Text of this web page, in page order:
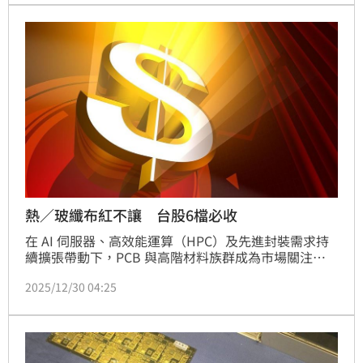
對新接訂單調整材料價格，為下半年以來第三度調漲，
累計漲幅已達雙位數水準，帶動 PCB 上游族群走勢轉
強。除反映銅價今年以來大幅上揚外，玻纖布供應吃緊
亦為關鍵因素之一，在 AI 伺服器與高效能運算需求推
升下，材料成本壓力已全面反映於報價端。
熱／玻纖布紅不讓 台股6檔必收
在 AI 伺服器、高效能運算（HPC）及先進封裝需求持
續擴張帶動下，PCB 與高階材料族群成為市場關注焦
供應鏈呈現結構性吃緊，相關族群多頭熱度延續。法人
紡織主導供給，供不應求情況短期難解，市場預期相關
報價仍具支撐，最快須至 2026 年後才有望逐步緩解。
2025/12/30 04:25